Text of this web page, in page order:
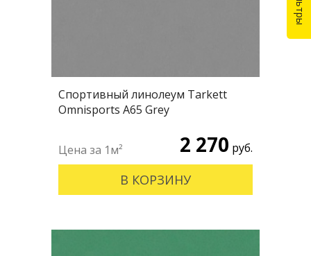
Спортивный линолеум Tarkett
Omnisports А65 Grey
2 270 руб.
В КОРЗИНУ